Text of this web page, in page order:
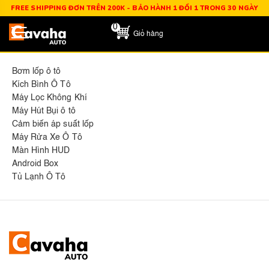
FREE SHIPPING ĐƠN TRÊN 200K - BẢO HÀNH 1 ĐỔI 1 TRONG 30 NGÀY
0
Giỏ hàng
Bơm lốp ô tô
Kích Bình Ô Tô
Máy Lọc Không Khí
Máy Hút Bụi ô tô
Cảm biến áp suất lốp
Máy Rửa Xe Ô Tô
Màn Hình HUD
Android Box
Tủ Lạnh Ô Tô